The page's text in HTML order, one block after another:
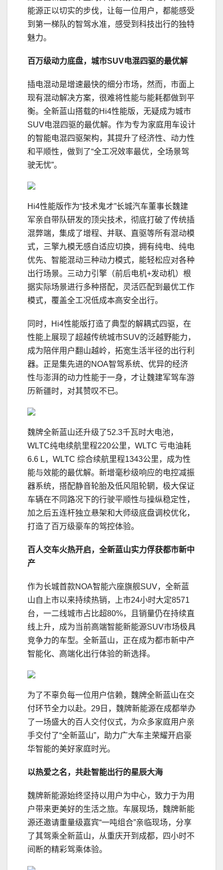
能源正以切实的步伐，让每一位用户，都能感受
到第一梯队的智驾水准，感受到科技出行的独特
魅力。
百万级动力底盘， 城市SUV电混四驱的最优解
插电混动是增速最快的细分市场，然而，市面上
现有混动解决方案，很难将性能与能耗都做到平
衡。全新蓝山搭载的Hi4性能版，无疑成为城市
SUV电混四驱的最优解。作为专为家庭用车设计
的智能电混四驱架构，其提升了经济性、动力性
和平顺性，做到了“全工况效率最优，全场景驾
驶无忧”。
Hi4性能版作为“技术鬼才”长城汽车董事长魏建
军亲自带队研发的顶尖技术，彻底打破了传统插
混弊端，集成了增程、并联、直驱等所有混动模
式，三擎九模无感自适应切换，拥有纯电、纯电
优先、智能混动三种动力模式，能轻松应对各种
出行场景。三动力引擎（前后电机+发动机）根
据实际场景进行多种搭配，灵活匹配到最优工作
模式，覆盖全工况低成本高安全出行。
同时，Hi4性能版打造了典型的解耦式四驱，在
性能上展现了超越传统城市SUV的泛越野能力，
成为陪伴用户翻山越岭，拓宽生活半径的出行利
器。正是集先进的NOA智驾系统、优异的经济
性与澎湃的动力性能于一身，才让魏建军驾车游
历新疆时，对其赞叹不已。
魏牌全新蓝山还升级了52.3千瓦时大电池，
WLTC纯电续航里程220公里，WLTC 亏电油耗
6.6 L，WLTC 综合续航里程1343公里，成为性
能与效能的最优解。新增毫秒级响应的电控减振
器系统，搭配静音轮胎及低风阻轮辋，极大保证
车辆在不同路况下的行驶平顺性与操纵稳定性，
加之后五连杆独立悬架和大师级底盘调校优化，
打造了百万级豪车的驾控体验。
百人交车火热开启， 全新蓝山实力俘获都市新中
产
作为长城首款NOA智能六座旗舰SUV，全新蓝
山自上市以来持续热销，上市24小时大定8571
台，一二线城市占比超80%，且销量仍在持续直
线上升，成为当前高端智能新能源SUV市场极具
竞争力的车型。全新蓝山，正在成为都市新中产
智能化、高端化出行体验的新选择。
为了不辜负每一位用户信赖，魏牌全新蓝山在交
付环节全力以赴。29日，魏牌新能源在成都举办
了一场盛大的百人交付仪式，为众多家庭用户亲
手交付了“全新蓝山”，助力广大车主荣耀开启豪
华智能的美好家庭时光。
以热爱之名，共赴智能出行的星辰大海
魏牌新能源始终坚持以用户为中心，致力于为用
户带来更美好的生活之旅。车展现场，魏牌新能
源还邀请重量级嘉宾“一吨组合”亲临现场，分享
了其驾乘全新蓝山，从重庆开到成都，四小时不
间断的精彩驾乘体验。